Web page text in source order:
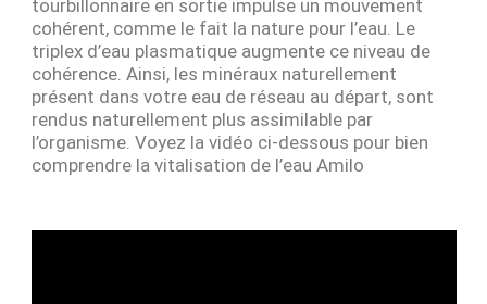
tourbillonnaire en sortie impulse un mouvement
cohérent, comme le fait la nature pour l’eau. Le
triplex d’eau plasmatique augmente ce niveau de
cohérence. Ainsi, les minéraux naturellement
présent dans votre eau de réseau au départ, sont
rendus naturellement plus assimilable par
l’organisme. Voyez la vidéo ci-dessous pour bien
comprendre la vitalisation de l’eau Amilo